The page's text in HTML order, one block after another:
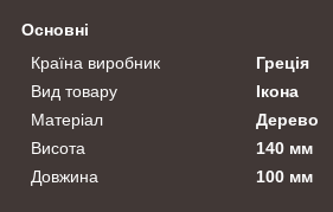
Основні
Країна виробник
Греція
Вид товару
Ікона
Матеріал
Дерево
Висота
140 мм
Довжина
100 мм